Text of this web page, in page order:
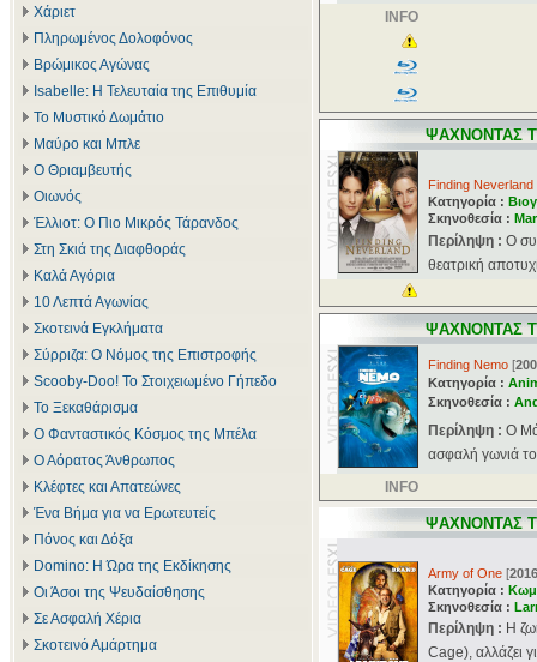
Χάριετ
Πληρωμένος Δολοφόνος
Βρώμικος Αγώνας
Isabelle: Η Τελευταία της Επιθυμία
Το Μυστικό Δωμάτιο
Μαύρο και Μπλε
Ο Θριαμβευτής
Οιωνός
Έλλιοτ: Ο Πιο Μικρός Τάρανδος
Στη Σκιά της Διαφθοράς
Καλά Αγόρια
10 Λεπτά Αγωνίας
Σκοτεινά Εγκλήματα
Σύρριζα: Ο Νόμος της Επιστροφής
Scooby-Doo! Το Στοιχειωμένο Γήπεδο
Το Ξεκαθάρισμα
Ο Φανταστικός Κόσμος της Μπέλα
Ο Αόρατος Άνθρωπος
Κλέφτες και Απατεώνες
Ένα Βήμα για να Ερωτευτείς
Πόνος και Δόξα
Domino: Η Ώρα της Εκδίκησης
Οι Άσοι της Ψευδαίσθησης
Σε Ασφαλή Χέρια
Σκοτεινό Αμάρτημα
INFO
ΨΑΧΝΟΝΤΑΣ
Finding Neverland
Κατηγορία :
Σκηνοθεσία :
Περίληψη : Ο
θεατρική
ΨΑΧΝΟΝΤΑΣ
Finding Nemo [
Κατηγορία :
Σκηνοθεσία :
Περίληψη : Ο
ασφαλή γωνιά
INFO
ΨΑΧΝΟΝΤΑΣ
Army of One [2016
Κατηγορία :
Σκηνοθεσία :
Περίληψη : Η
Cage), αλλάζει